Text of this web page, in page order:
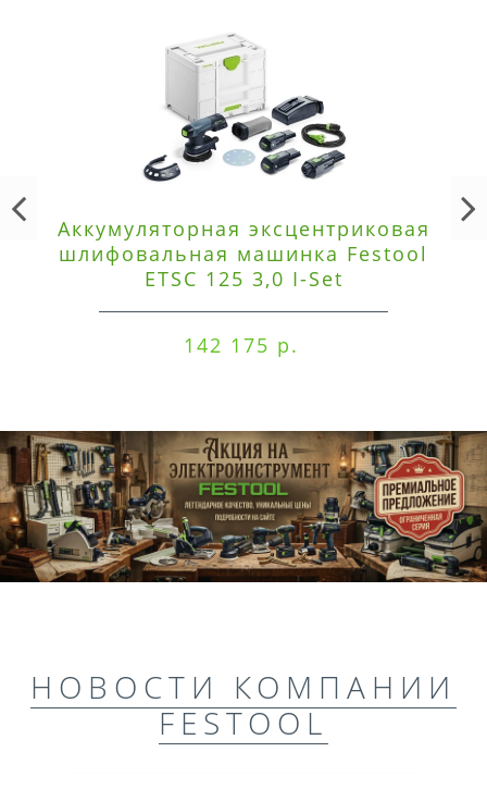
Аккумуляторная эксцентриковая
шлифовальная машинка Festool
ETSC 125 3,0 I-Set
142 175 р.
НОВОСТИ КОМПАНИИ
FESTOOL